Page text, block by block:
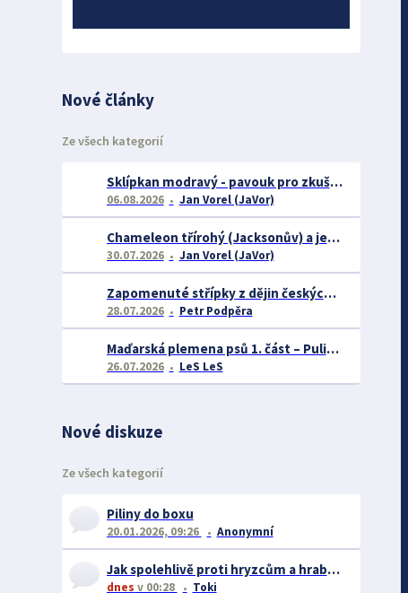
Nové články
Ze všech kategorií
Sklípkan modravý - pavouk pro zkušené chovatele
06.08.2026 Jan Vorel (JaVor)
Chameleon třírohý (Jacksonův) a jeho chov
30.07.2026 Jan Vorel (JaVor)
Zapomenuté střípky z dějin českých exotářů - 3.část
28.07.2026 Petr Podpěra
Maďarská plemena psů 1. část – Puli, Komondor
26.07.2026 LeS LeS
Nové diskuze
Ze všech kategorií
Piliny do boxu
20.01.2026, 09:26 Anonymní
Jak spolehlivě proti hryzcům a hrabošům
dnes v 00:28 Toki